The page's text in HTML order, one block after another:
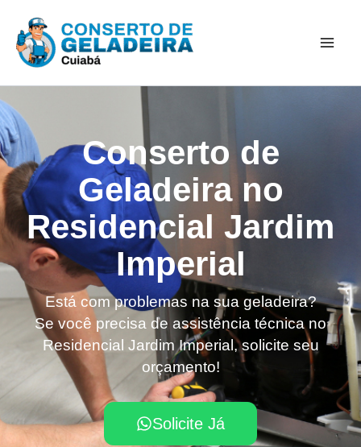
para
Conserto de
Geladeira no
Residencial Jardim
Imperial
Está com problemas na sua geladeira?
Se você precisa de assistência técnica no
Residencial Jardim Imperial, solicite seu
orçamento!
Solicite Já